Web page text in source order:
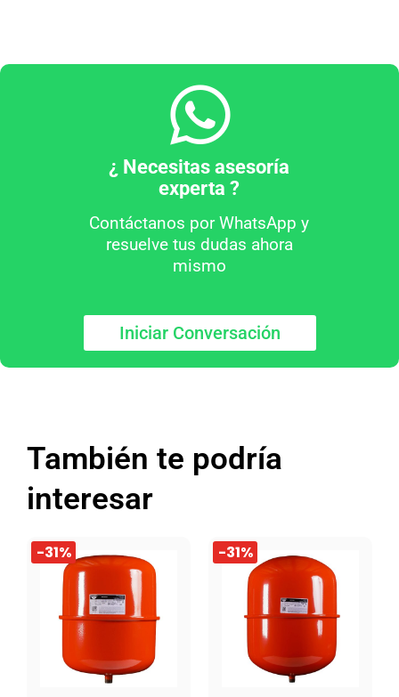
¿ Necesitas asesoría
experta ?
Contáctanos por WhatsApp y
resuelve tus dudas ahora
mismo
Iniciar Conversación
También te podría
interesar
-31%
El
precio
original
era:
$118.990.
El
precio
actual
es:
$81.990.
-31%
El
precio
original
era:
$197.990.
El
precio
actual
$136.990.